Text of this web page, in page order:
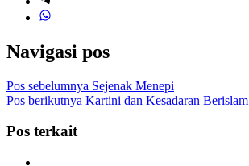
Navigasi pos
Pos sebelumnya Sejenak Menepi
Pos berikutnya Kartini dan Kesadaran Berislam
Pos terkait